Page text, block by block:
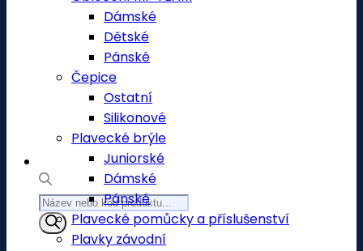
Products
search
Dámské
Dětské
Pánské
Čepice
Ostatní
Silikonové
Plavecké brýle
Juniorské
Dámské
Pánské
Plavecké pomůcky a příslušenství
Plavky závodní